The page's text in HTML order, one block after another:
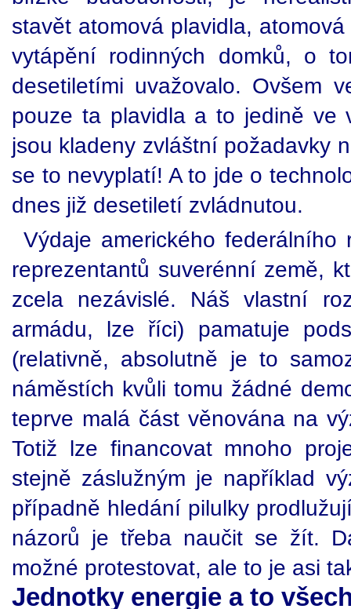
stavět atomová plavidla,
vytápění rodinných domků, o
desetiletími uvažovalo. Ovšem
pouze ta plavidla a to jedině ve
jsou kladeny zvláštní požadavky
se to nevyplatí! A to jde o
dnes již desetiletí zvládnutou.
Výdaje amerického federálního
reprezentantů suverénní země,
zcela nezávislé. Náš vlastní
armádu, lze říci) pamatuje
(relativně, absolutně je to
náměstích kvůli tomu žádné
teprve malá část věnována na
Totiž lze financovat mnoho
stejně záslužným je například
případně hledání pilulky
názorů je třeba naučit se žít.
možné protestovat, ale to je asi
Jednotky energie a to